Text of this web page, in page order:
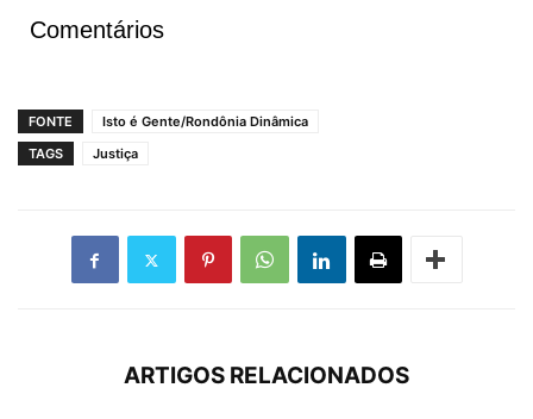
Comentários
FONTE
Isto é Gente/Rondônia Dinâmica
TAGS
Justiça
ARTIGOS RELACIONADOS